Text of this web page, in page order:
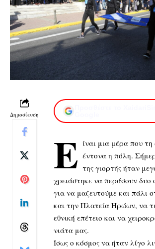
Δημοσίευση
Ε ίναι μια μέρα που τη
έντονα η πόλη.
της γιορτής ήταν
χρειάστηκε να περάσουν δυο
για να μαζευτούμε και πάλι
και την Πλατεία Ηρώων, να
εθνική επέτειο και να
νιάτα μας.
Ίσως ο κόσμος να ήταν λίγο